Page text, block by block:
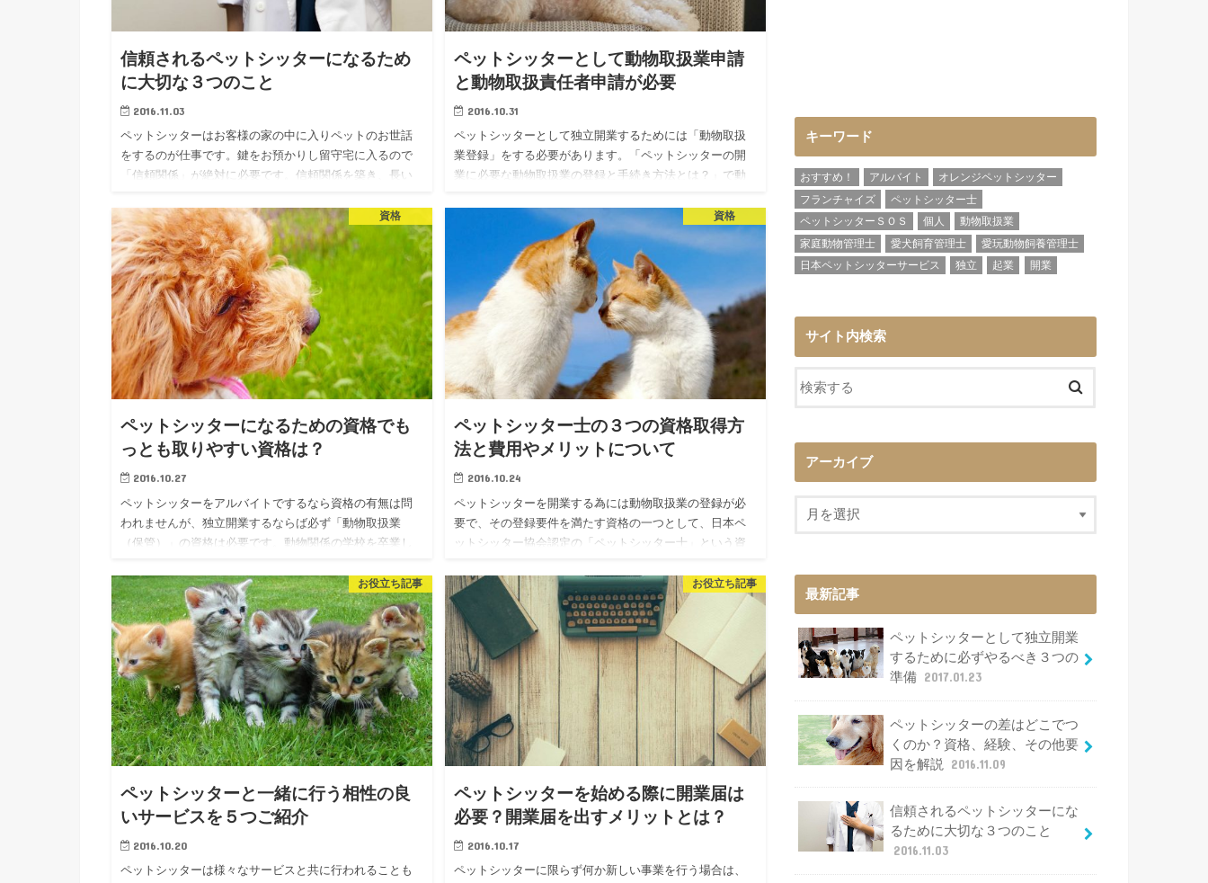
信頼されるペットシッターになるため
に大切な３つのこと
2016.11.03
ペットシッターはお客様の家の中に入りペットのお世話
をするのが仕事です。鍵をお預かりし留守宅に入るので
「信頼関係」が絶対に必要です。信頼関係を築き、長い
が必要なのでしょうか…
ペットシッターとして動物取扱業申請
と動物取扱責任者申請が必要
2016.10.31
ペットシッターとして独立開業するためには「動物取扱
業登録」をする必要があります。「ペットシッターの開
業に必要な動物取扱業の登録と手続き方法とは？」で動
はもう少し掘り下げて…
資格
ペットシッターになるための資格でも
っとも取りやすい資格は？
2016.10.27
ペットシッターをアルバイトでするなら資格の有無は問
われませんが、独立開業するならば必ず「動物取扱業
（保管）」の資格は必要です。動物関係の学校を卒業し
定の審査を通過すれば取…
資格
ペットシッター士の３つの資格取得方
法と費用やメリットについて
2016.10.24
ペットシッターを開業する為には動物取扱業の登録が必
要で、その登録要件を満たす資格の一つとして、日本ペ
ットシッター協会認定の「ペットシッター士」という資
経験か一年間の…
お役立ち記事
ペットシッターと一緒に行う相性の良
いサービスを５つご紹介
2016.10.20
ペットシッターは様々なサービスと共に行われることも
お役立ち記事
ペットシッターを始める際に開業届は
必要？開業届を出すメリットとは？
2016.10.17
ペットシッターに限らず何か新しい事業を行う場合は、
キーワード
おすすめ！ アルバイト
オレンジペットシッター
フランチャイズ
ペットシッター士
ペットシッターＳＯＳ
個人
動物取扱業
家庭動物管理士
愛犬飼育管理士
愛玩動物飼養管理士
日本ペットシッターサービス
独立 起業 開業
サイト内検索
アーカイブ
最新記事
ペットシッターとして独立開業
するために必ずやるべき３つの
準備 2017.01.23
ペットシッターの差はどこでつ
くのか？資格、経験、その他要
因を解説
2016.11.09
信頼されるペットシッターにな
るために大切な３つのこと
2016.11.03